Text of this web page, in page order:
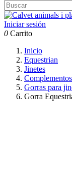
Iniciar sesión
0 Carrito
Inicio
Equestrian
Jinetes
Gorras para
Gorra